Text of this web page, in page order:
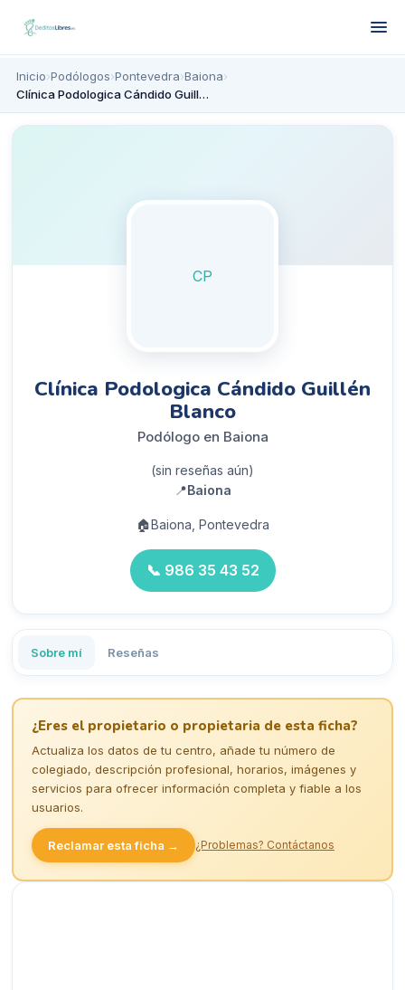
Inicio›Podólogos›Pontevedra›Baiona›
Clínica Podologica Cándido Guillén Blanco
CP
Clínica Podologica Cándido Guillén
Blanco
Podólogo en Baiona
(sin reseñas aún)
📍Baiona
🏠Baiona, Pontevedra
📞 986 35 43 52
Sobre mí Reseñas
¿Eres el propietario o propietaria de esta ficha?
Actualiza los datos de tu centro, añade tu número de
colegiado, descripción profesional, horarios, imágenes y
servicios para ofrecer información completa y fiable a los
usuarios.
Reclamar esta ficha → ¿Problemas? Contáctanos